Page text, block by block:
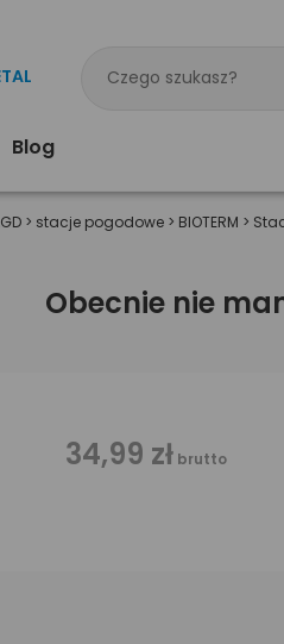
Blog
> stacje pogodowe > BIOTERM >
Obecnie nie
34,99 zł brutto